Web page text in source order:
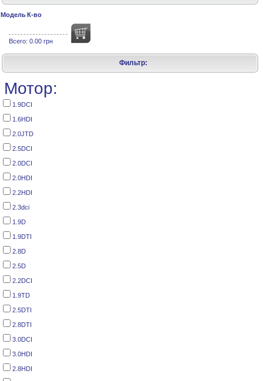
Модель К-во
Всего: 0.00 грн
Фильтр:
Мотор:
1.9DCI
1.6HDI
2.0JTD
2.5DCI
2.0DCI
2.0HDI
2.2HDI
2.3dci
1.9D
1.9DTI
2.8D
2.5D
2.2DCI
1.9TD
2.5DTI
2.8DTI
3.0DCI
3.0HDI
2.8HDI